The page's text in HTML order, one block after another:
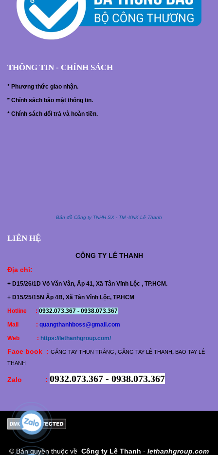
THÔNG TIN - CHÍNH SÁCH
* Phương thức giao nhận.
* Chính sách bảo mật thông tin.
* Chính sách đổi trả và hoàn tiền.
Bản đồ Công ty TNHH SX - TM -XNK Lê Thanh
LIÊN HỆ
CÔNG TY LÊ THANH
Địa chỉ:
+ D15/26/1D Võ Văn Vân, Ấp 41, Xã Tân Vĩnh Lộc , TP.HCM.
+ D15/25/15N Ấp 4B, Xã Tân Vĩnh Lộc, TP.HCM
Hotline : 0932.073.367 - 0938.073.367
Mail : quangthanhboss@gmail.com
Web : https://lethanhgroup.com/
Face book : GĂNG TAY THUN TRẮNG GĂNG TAY LÊ THANH, BAO TAY LÊ
THANH
Zalo : 0932.073.367 - 0938.073.367
© Bản quyền thuộc về Công ty Lê Thanh - lethanhgroup.com